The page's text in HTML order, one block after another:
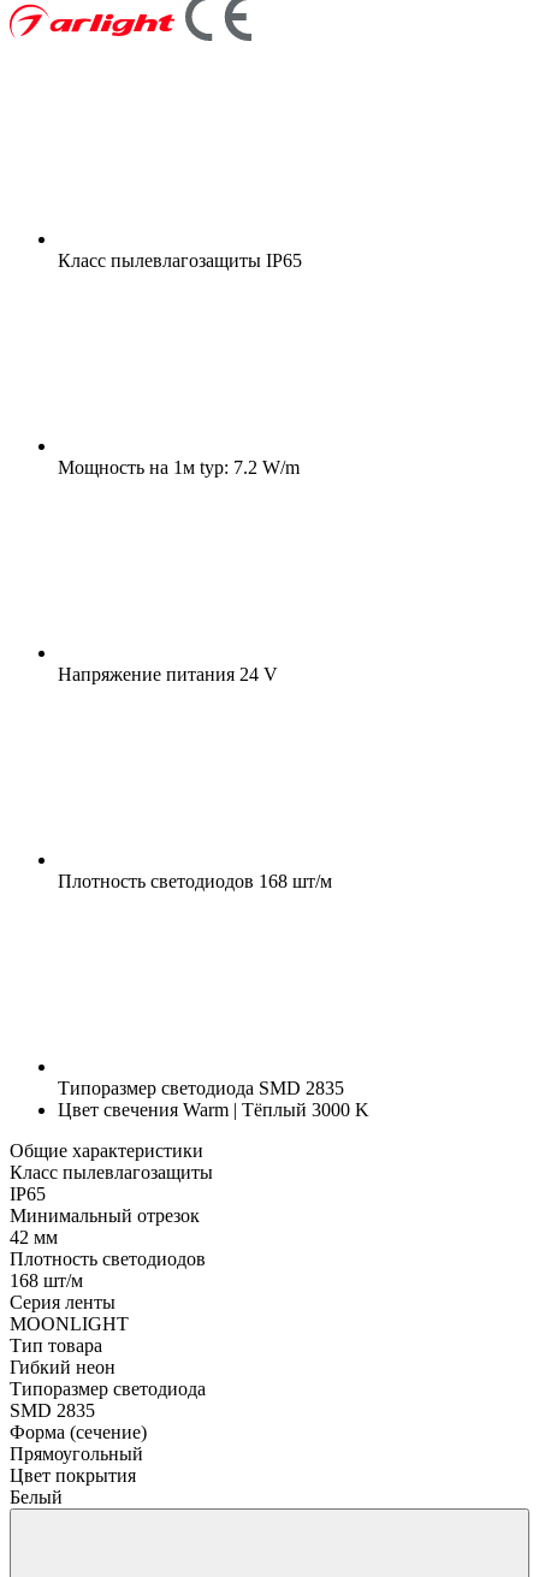
Класс пылевлагозащиты IP65
Мощность на 1м typ: 7.2 W/m
Напряжение питания 24 V
Плотность светодиодов 168 шт/м
Типоразмер светодиода SMD 2835
Цвет свечения Warm | Тёплый 3000 K
Общие характеристики
Класс пылевлагозащиты
IP65
Минимальный отрезок
42 мм
Плотность светодиодов
168 шт/м
Серия ленты
MOONLIGHT
Тип товара
Гибкий неон
Типоразмер светодиода
SMD 2835
Форма (сечение)
Прямоугольный
Цвет покрытия
Белый